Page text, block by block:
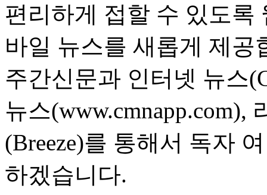
편리하게 접할 수 있도록
바일 뉴스를 새롭게 제공
주간신문과 인터넷 뉴스
뉴스(www.cmnapp.com),
(Breeze)를 통해서 독자
하겠습니다.